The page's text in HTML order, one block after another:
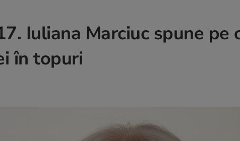
Iuliana Marciuc spune pe
în topuri